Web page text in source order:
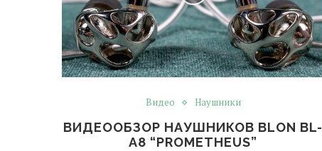
Видео Наушники
ВИДЕООБЗОР НАУШНИКОВ BLON BL-
A8 “PROMETHEUS”